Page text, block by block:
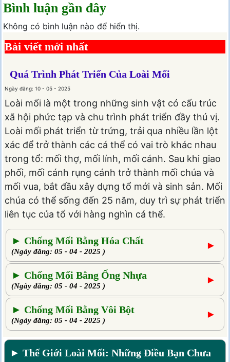
Bình luận gần đây
Không có bình luận nào để hiển thị.
Bài viết mới nhất
Quá Trình Phát Triển Của Loài Mối
Ngày đăng: 10 - 05 - 2025
Loài mối là một trong những sinh vật có cấu trúc
xã hội phức tạp và chu trình phát triển đầy thú vị.
Loài mối phát triển từ trứng, trải qua nhiều lần lột
xác để trở thành các cá thể có vai trò khác nhau
trong tổ: mối thợ, mối lính, mối cánh. Sau khi giao
phối, mối cánh rụng cánh trở thành mối chúa và
mối vua, bắt đầu xây dựng tổ mới và sinh sản. Mối
chúa có thể sống đến 25 năm, duy trì sự phát triển
liên tục của tổ với hàng nghìn cá thể.
► Chống Mối Bằng Hóa Chất
(Ngày đăng: 05 - 04 - 2025 )
►
► Chống Mối Bằng Ống Nhựa
(Ngày đăng: 05 - 04 - 2025 )
►
► Chống Mối Bằng Vôi Bột
(Ngày đăng: 05 - 04 - 2025 )
►
► Thế Giới Loài Mối: Những Điều Bạn Chưa